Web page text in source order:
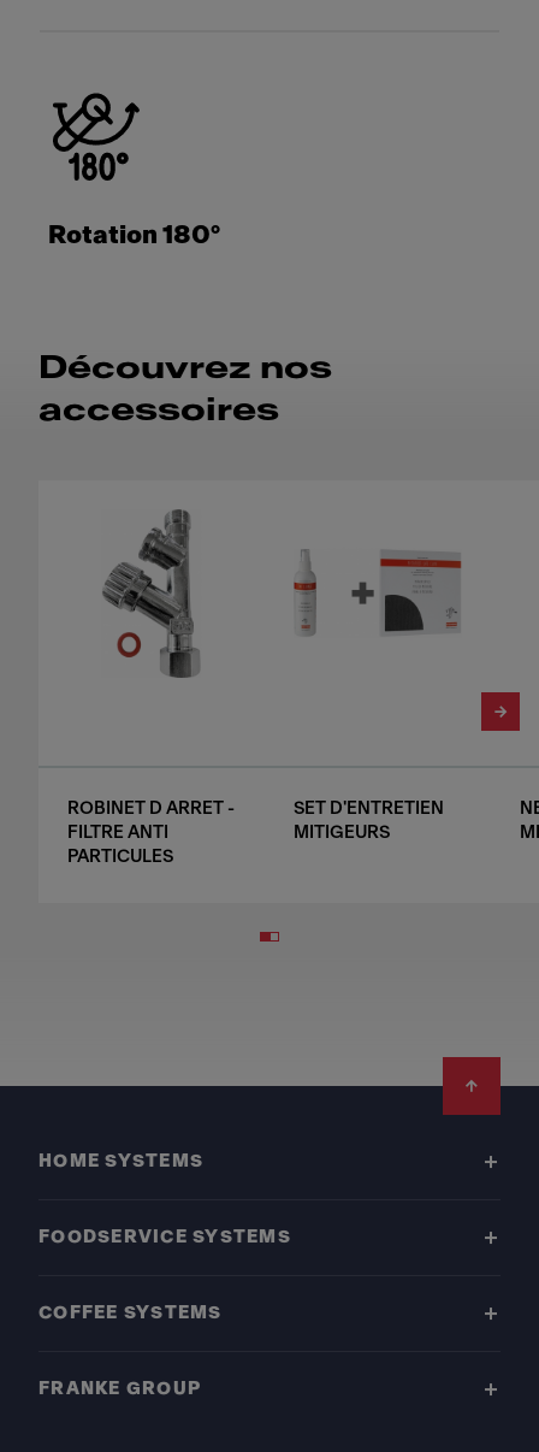
Rotation 180°
Découvrez nos
accessoires
ROBINET D ARRET -
FILTRE ANTI
PARTICULES
SET D'ENTRETIEN
MITIGEURS
HOME SYSTEMS
FOODSERVICE SYSTEMS
COFFEE SYSTEMS
FRANKE GROUP